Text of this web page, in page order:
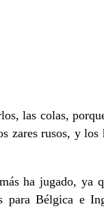
las colas,
zares rusos, y los
ha jugado, ya
Bélgica e